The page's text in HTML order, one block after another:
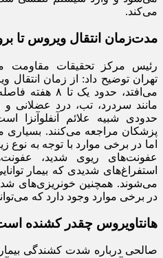
می‌کند.
مدت‌زمان انتقال ویروس تا
رئیس مرکز تحقیقات مقاومت
تهران توضیح داد: از زمان انتقال
می‌افتد، حدود
مانند سردرد، تب، درد عضلانی
حدودی شبیه علائم آنفلوآنزا
پزشکان مراجعه می‌کنند. بسیاری
اما در برخی موارد با توجه به نوع
عفونت‌های ریوی شدید،
استفراغ‌های شدیدی که بیمار
می‌شوند. همچنین خونریزی‌های
در برخی موارد وجود دارد که
هانتاویروس چقدر کشنده
صالحی درباره شدت کشندگی